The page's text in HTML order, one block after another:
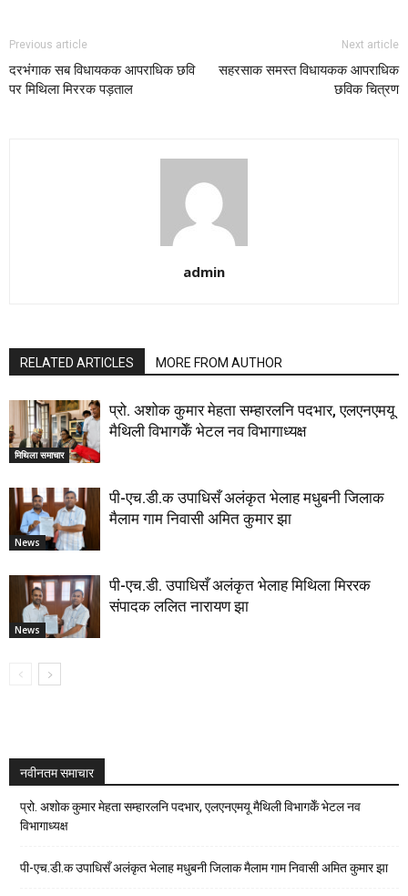
Previous article
दरभंगाक सब विधायकक आपराधिक छवि
पर मिथिला मिररक पड़ताल
Next article
सहरसाक समस्त विधायकक आपराधिक
छविक चित्रण
admin
RELATED ARTICLES MORE FROM AUTHOR
मिथिला समाचार
प्रो. अशोक कुमार मेहता सम्हारलनि पदभार, एलएनएमयू
मैथिली विभागकेँ भेटल नव विभागाध्यक्ष
News
पी-एच.डी.क उपाधिसँ अलंकृत भेलाह मधुबनी जिलाक
मैलाम गाम निवासी अमित कुमार झा
News
पी-एच.डी. उपाधिसँ अलंकृत भेलाह मिथिला मिररक
संपादक ललित नारायण झा
नवीनतम समाचार
प्रो. अशोक कुमार मेहता सम्हारलनि पदभार, एलएनएमयू मैथिली विभागकेँ भेटल नव
विभागाध्यक्ष
पी-एच.डी.क उपाधिसँ अलंकृत भेलाह मधुबनी जिलाक मैलाम गाम निवासी अमित कुमार झा